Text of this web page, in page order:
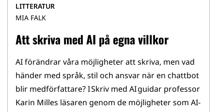
Att skriva med AI på egna villkor
LITTERATUR
MIA FALK
AI förändrar våra möjligheter att skriva, men vad
händer med språk, stil och ansvar när en chattbot
blir medförfattare? I Skriv med AI guidar professor
Karin Milles läsaren genom de möjligheter som AI-